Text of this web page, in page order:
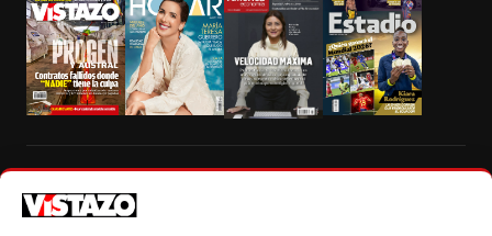
autorización escrita de su titular, de todos los contenidos de Vistazo.com.